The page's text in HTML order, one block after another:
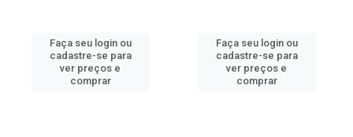
Faça seu login ou
cadastre-se para
ver preços e
comprar
Faça seu login ou
cadastre-se para
ver preços e
comprar